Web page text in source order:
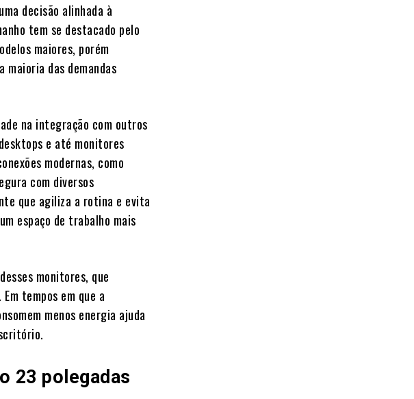
decisão alinhada à
tem se destacado pelo
maiores, porém
maioria das demandas
na integração com outros
e até monitores
modernas, como
com diversos
que agiliza a rotina e evita
espaço de trabalho mais
monitores, que
tempos em que a
menos energia ajuda
23 polegadas